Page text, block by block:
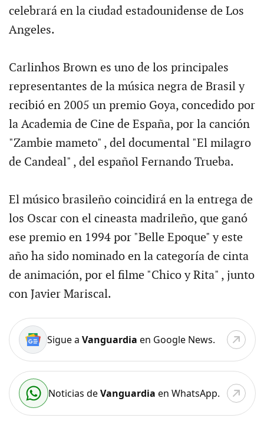
celebrará en la ciudad estadounidense de Los
Angeles.
Carlinhos Brown es uno de los principales
representantes de la música negra de Brasil y
recibió en 2005 un premio Goya, concedido por
la Academia de Cine de España, por la canción
"Zambie mameto" , del documental "El milagro
de Candeal" , del español Fernando Trueba.
El músico brasileño coincidirá en la entrega de
los Oscar con el cineasta madrileño, que ganó
ese premio en 1994 por "Belle Epoque" y este
año ha sido nominado en la categoría de cinta
de animación, por el filme "Chico y Rita" , junto
con Javier Mariscal.
Sigue a Vanguardia en Google News.
Noticias deVanguardia en WhatsApp.